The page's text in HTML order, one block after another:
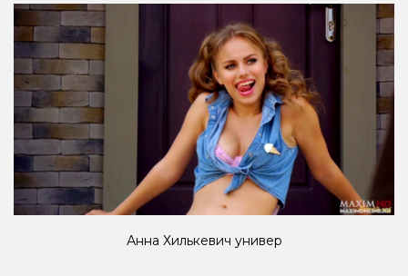
Анна Хилькевич универ